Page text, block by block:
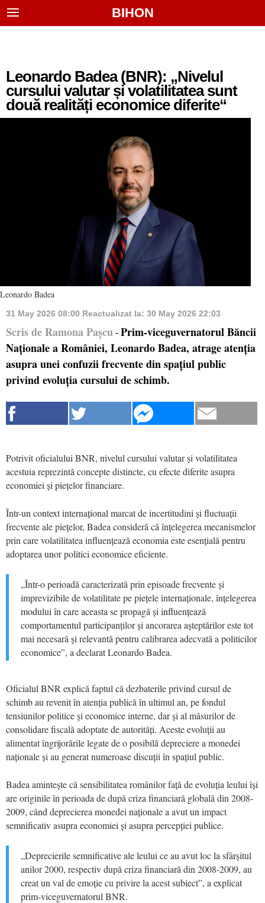
BIHON
Leonardo Badea (BNR): „Nivelul
cursului valutar și volatilitatea sunt
două realități economice diferite“
Leonardo Badea
31 May 2026 08:00 Reactualizat la: 30 May 2026 22:03
Scris de Ramona Pașcu - Prim-viceguvernatorul Băncii
Naționale a României, Leonardo Badea, atrage atenția
asupra unei confuzii frecvente din spațiul public
privind evoluția cursului de schimb.
Potrivit oficialului BNR, nivelul cursului valutar și volatilitatea
acestuia reprezintă concepte distincte, cu efecte diferite asupra
economiei și piețelor financiare.
Într-un context internațional marcat de incertitudini și fluctuații
frecvente ale piețelor, Badea consideră că înțelegerea mecanismelor
prin care volatilitatea influențează economia este esențială pentru
adoptarea unor politici economice eficiente.
„Într-o perioadă caracterizată prin episoade frecvente și
imprevizibile de volatilitate pe piețele internaționale, înțelegerea
modului în care aceasta se propagă și influențează
comportamentul participanților și ancorarea așteptărilor este tot
mai necesară și relevantă pentru calibrarea adecvată a politicilor
economice”, a declarat Leonardo Badea.
Oficialul BNR explică faptul că dezbaterile privind cursul de
schimb au revenit în atenția publică în ultimul an, pe fondul
tensiunilor politice și economice interne, dar și al măsurilor de
consolidare fiscală adoptate de autorități. Aceste evoluții au
alimentat îngrijorările legate de o posibilă depreciere a monedei
naționale și au generat numeroase discuții în spațiul public.
Badea amintește că sensibilitatea românilor față de evoluția leului își
are originile în perioada de după criza financiară globală din 2008-
2009, când deprecierea monedei naționale a avut un impact
semnificativ asupra economiei și asupra percepției publice.
„Deprecierile semnificative ale leului ce au avut loc la sfârșitul
anilor 2000, respectiv după criza financiară din 2008-2009, au
creat un val de emoție cu privire la acest subiect”, a explicat
prim-viceguvernatorul BNR.